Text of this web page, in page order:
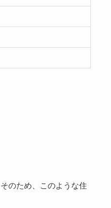
のため、このような住